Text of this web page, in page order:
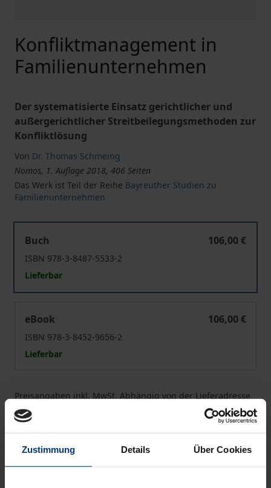
Zustimmung Details Über Cookies
Konfliktmanagement in
Familienunternehmen
Der systematisierte Einsatz gerichtlicher und
außergerichtlicher Streitbeilegungsmethoden zur
Konfliktlösung
Von Dr. Thomas Schmeing
Nomos, 1. Auflage 2018, 406 Seiten
Das Werk ist Teil der Reihe Bayreuther Studien zu
Familienunternehmen
Buch
106,00 €
ISBN 978-3-8487-5533-2
Lieferbar
eBook
106,00 €
ISBN 978-3-8452-9656-2
Lieferbar
Preisangaben inkl. MwSt. Abhängig von der Lieferadresse
kann die MwSt. an der Kasse variieren.
Zur Wunschliste hinzufügen